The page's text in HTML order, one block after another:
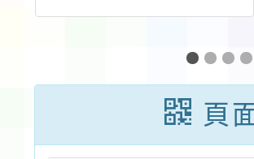
理「2025全國
教育傳承盃客家
開口獅民俗體育
錦標賽」
頁